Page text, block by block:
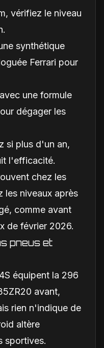
vérifiez le niveau
synthétique
Ferrari pour
une formule
dégager les
si plus d'un an,
l'efficacité.
chez les
les niveaux après
comme avant
de février 2026.
pneus et
équipent la 296
avant,
rien n'indique de
altère
sportives.